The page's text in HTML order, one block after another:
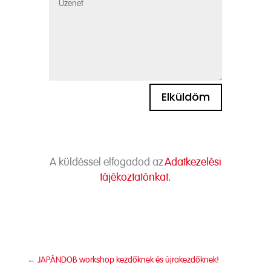
Elküldöm
A küldéssel elfogadod azAdatkezelési
tájékoztatónkat.
← JAPÁNDOB workshop kezdőknek és újrakezdőknek!